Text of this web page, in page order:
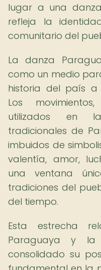
lugar a una
refleja la
comunitario del
La danza
como un medio
historia del país a
Los
utilizados en
tradicionales de
imbuidos de
valentía, amor,
una ventana
tradiciones del
del tiempo.
Esta estrecha
Paraguaya y
consolidado su